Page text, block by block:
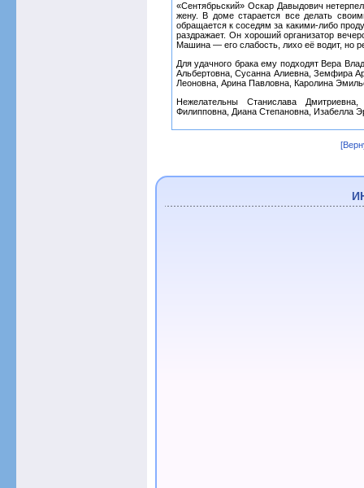
«Сентябрьский» Оскар Давыдович
жену. В доме старается все делать
обращается к соседям за какими-либо
раздражает. Он хороший организатор
Машина — его слабость, лихо её водит, но
Для удачного брака ему подходят Вера
Альбертовна, Сусанна Алиевна, Земфира
Леоновна, Арина Павловна, Каролина
Нежелательны Станислава
Филипповна, Диана Степановна, Изабелла